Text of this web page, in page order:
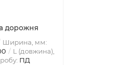
дорожня
Ширина, мм:
L (довжина),
ПД